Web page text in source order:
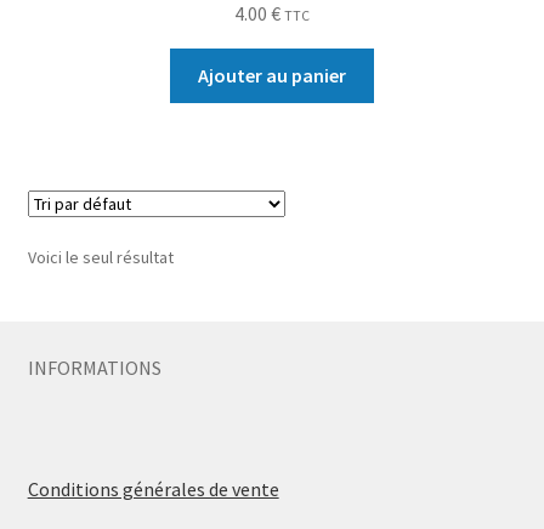
4.00 € TTC
Ajouter au panier
Voici le seul résultat
INFORMATIONS
Conditions générales de vente